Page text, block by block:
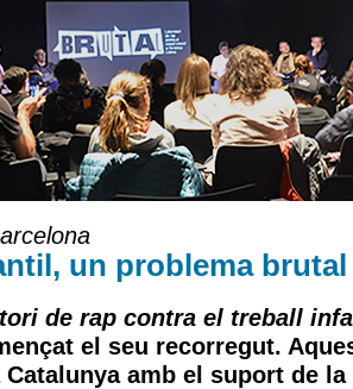
un problema brutal
de rap contra el treball
el seu recorregut.
Catalunya amb el suport de